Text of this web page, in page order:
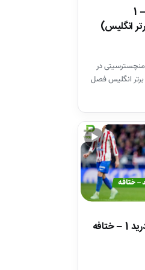
خلاصه بازی وستهم 1 – 1
انگلیس)
در
انگلیس فصل
▶
خلاصه بازی اتلتیکومادرید 1 – ختافه